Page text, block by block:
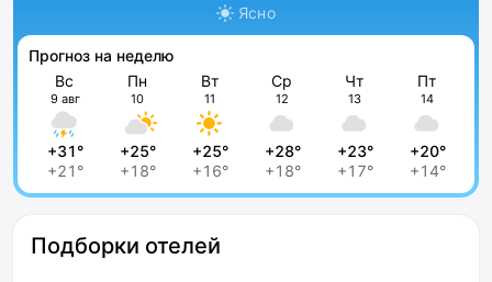
Ясно
Прогноз на неделю
Вс
9 авг
+31°
+21°
Пн
10
+25°
+18°
Вт
11
+25°
+16°
Ср
12
+28°
+18°
Чт
13
+23°
+17°
Пт
14
+20°
+14°
Подборки отелей